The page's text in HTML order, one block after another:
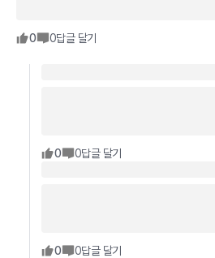
0 0답글 달기
0 0답글 달기
0 0답글 달기